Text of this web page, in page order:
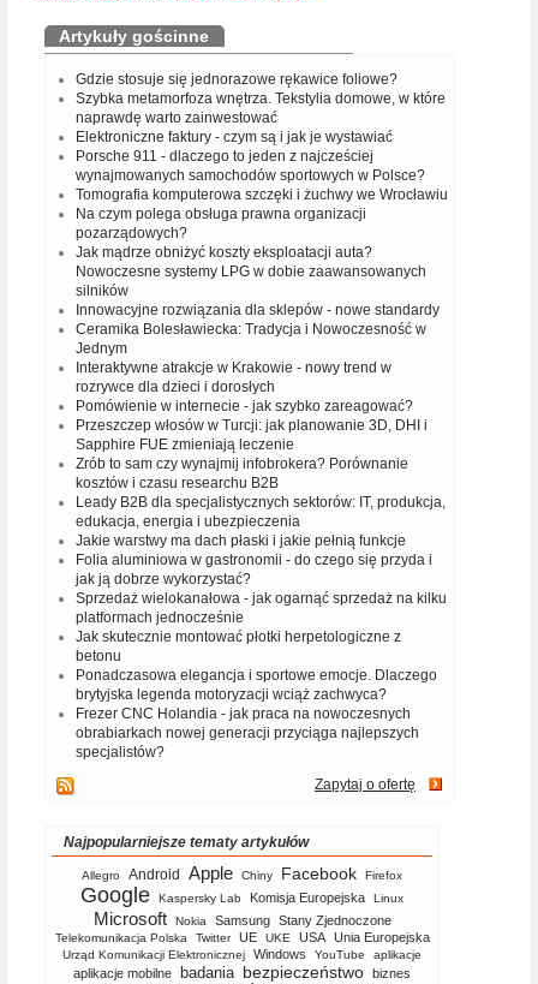
Artykuły gościnne
Gdzie stosuje się jednorazowe rękawice foliowe?
Szybka metamorfoza wnętrza. Tekstylia domowe, w które
naprawdę warto zainwestować
Elektroniczne faktury - czym są i jak je wystawiać
Porsche 911 - dlaczego to jeden z najcześciej
wynajmowanych samochodów sportowych w Polsce?
Tomografia komputerowa szczęki i żuchwy we Wrocławiu
Na czym polega obsługa prawna organizacji
pozarządowych?
Jak mądrze obniżyć koszty eksploatacji auta?
Nowoczesne systemy LPG w dobie zaawansowanych
silników
Innowacyjne rozwiązania dla sklepów - nowe standardy
Ceramika Bolesławiecka: Tradycja i Nowoczesność w
Jednym
Interaktywne atrakcje w Krakowie - nowy trend w
rozrywce dla dzieci i dorosłych
Pomówienie w internecie - jak szybko zareagować?
Przeszczep włosów w Turcji: jak planowanie 3D, DHI i
Sapphire FUE zmieniają leczenie
Zrób to sam czy wynajmij infobrokera? Porównanie
kosztów i czasu researchu B2B
Leady B2B dla specjalistycznych sektorów: IT, produkcja,
edukacja, energia i ubezpieczenia
Jakie warstwy ma dach płaski i jakie pełnią funkcje
Folia aluminiowa w gastronomii - do czego się przyda i
jak ją dobrze wykorzystać?
Sprzedaż wielokanałowa - jak ogarnąć sprzedaż na kilku
platformach jednocześnie
Jak skutecznie montować płotki herpetologiczne z
betonu
Ponadczasowa elegancja i sportowe emocje. Dlaczego
brytyjska legenda motoryzacji wciąż zachwyca?
Frezer CNC Holandia - jak praca na nowoczesnych
obrabiarkach nowej generacji przyciąga najlepszych
specjalistów?
Zapytaj o ofertę
Najpopularniejsze tematy artykułów
Allegro Android Apple Chiny Facebook Firefox
Google Kaspersky Lab Komisja Europejska Linux
Microsoft Nokia Samsung Stany Zjednoczone
Telekomunikacja Polska Twitter UE UKE USA Unia Europejska
Urząd Komunikacji Elektronicznej Windows YouTube aplikacje
aplikacje mobilne badania bezpieczeństwo biznes